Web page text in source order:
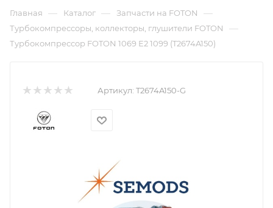
Главная — Каталог — Запчасти на FOTON —
Турбокомпрессоры, коллекторы, глушители FOTON —
Турбокомпрессор FOTON 1069 Е2 1099 (T2674A150)
Артикул: T2674A150-G